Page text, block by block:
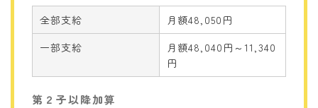
全部支給
月額48,050円
一部支給
月額48,040円～11,340
円
第２子以降加算